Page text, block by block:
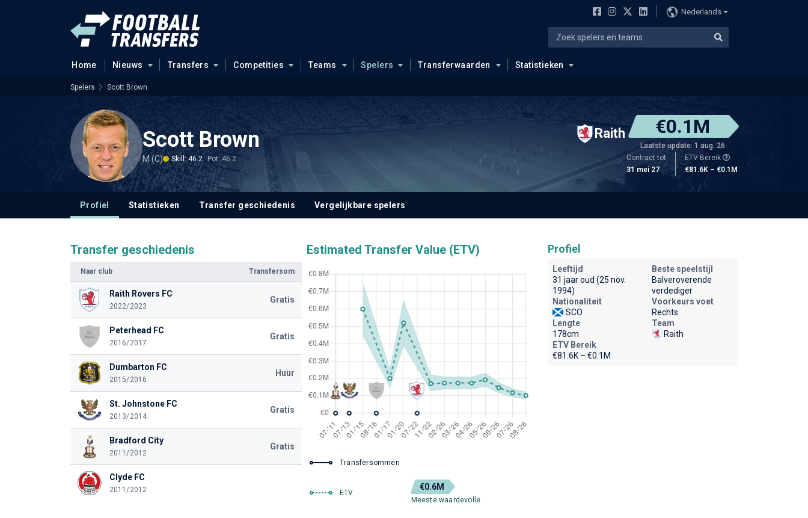
Nederlands
Home Nieuws Transfers Competities Teams Spelers Transferwaarden Statistieken
Spelers Scott Brown
Scott Brown
M (C) Skill: 46.2 Pot: 46.2
Raith €0.1M
Laatste update: 1 aug. 26
Contract tot
31 mei 27
ETV Bereik
€81.6K – €0.1M
Profiel Statistieken Transfer geschiedenis Vergelijkbare spelers
Transfer geschiedenis
Naar club Transfersom
Raith Rovers FC
2022/2023
Gratis
Peterhead FC
2016/2017
Gratis
Dumbarton FC
2015/2016
Huur
St. Johnstone FC
2013/2014
Gratis
Bradford City
2011/2012
Gratis
Clyde FC
2011/2012
Estimated Transfer Value (ETV)
Transfersommen
ETV
€0.6M
Meeste waardevolle
Profiel
Leeftijd
31 jaar oud (25 nov.
1994)
Beste speelstijl
Balveroverende
verdediger
Nationaliteit
SCO
Voorkeurs voet
Rechts
Lengte
178cm
Team
Raith
ETV Bereik
€81.6K – €0.1M